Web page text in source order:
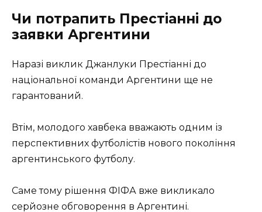
Чи потрапить Престіанні до
заявки Аргентини
Наразі виклик Джанлуки Престіанні до
національної команди Аргентини ще не
гарантований.
Втім, молодого хавбека вважають одним із
перспективних футболістів нового покоління
аргентинського футболу.
Саме тому рішення ФІФА вже викликало
серйозне обговорення в Аргентині.